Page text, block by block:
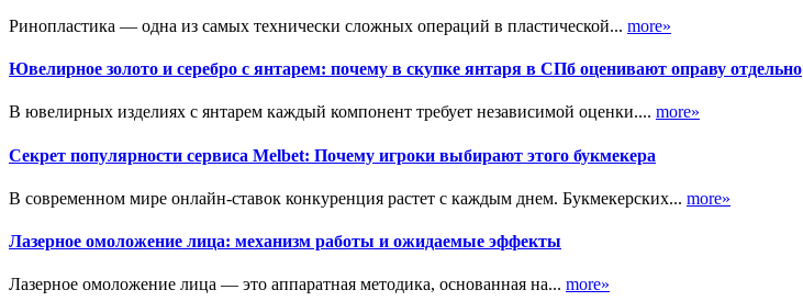
Ринопластика — одна из самых технически сложных операций в пластической... more»
Ювелирное золото и серебро с янтарем: почему в скупке янтаря в СПб оценивают оправу отдельно
В ювелирных изделиях с янтарем каждый компонент требует независимой оценки.... more»
Секрет популярности сервиса Melbet: Почему игроки выбирают этого букмекера
В современном мире онлайн-ставок конкуренция растет с каждым днем. Букмекерских... more»
Лазерное омоложение лица: механизм работы и ожидаемые эффекты
Лазерное омоложение лица — это аппаратная методика, основанная на... more»